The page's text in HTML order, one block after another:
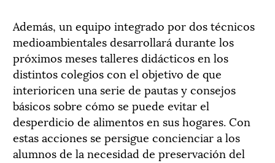
Además, un equipo integrado por dos técnicos
medioambientales desarrollará durante los
próximos meses talleres didácticos en los
distintos colegios con el objetivo de que
interioricen una serie de pautas y consejos
básicos sobre cómo se puede evitar el
desperdicio de alimentos en sus hogares. Con
estas acciones se persigue concienciar a los
alumnos de la necesidad de preservación del